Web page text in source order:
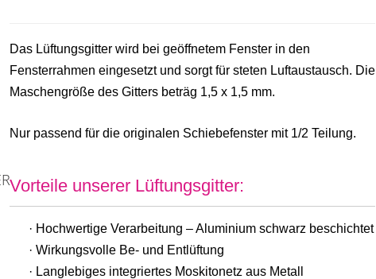
Das Lüftungsgitter wird bei geöffnetem Fenster in den
Fensterrahmen eingesetzt und sorgt für steten Luftaustausch. Die
Maschengröße des Gitters beträg 1,5 x 1,5 mm.
Nur passend für die originalen Schiebefenster mit 1/2 Teilung.
Vorteile unserer Lüftungsgitter:
· Hochwertige Verarbeitung – Aluminium schwarz beschichtet
· Wirkungsvolle Be- und Entlüftung
· Langlebiges integriertes Moskitonetz aus Metall